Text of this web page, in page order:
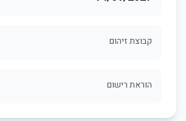
קבוצת זיהום
הוראת רישום